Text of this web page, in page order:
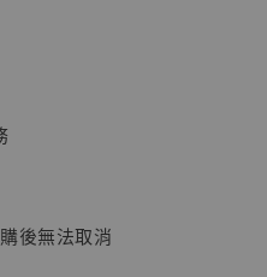
系列可動蒐藏人偶 讓
加入購物車
後無法取消